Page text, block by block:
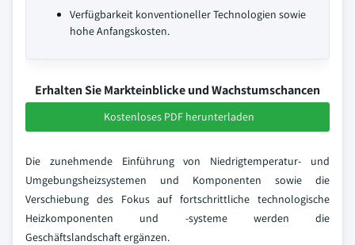
Verfügbarkeit konventioneller Technologien sowie
hohe Anfangskosten.
Erhalten Sie Markteinblicke und Wachstumschancen
Kostenloses PDF herunterladen
Die zunehmende Einführung von Niedrigtemperatur- und
Umgebungsheizsystemen und Komponenten sowie die
Verschiebung des Fokus auf fortschrittliche technologische
Heizkomponenten und -systeme werden die
Geschäftslandschaft ergänzen.